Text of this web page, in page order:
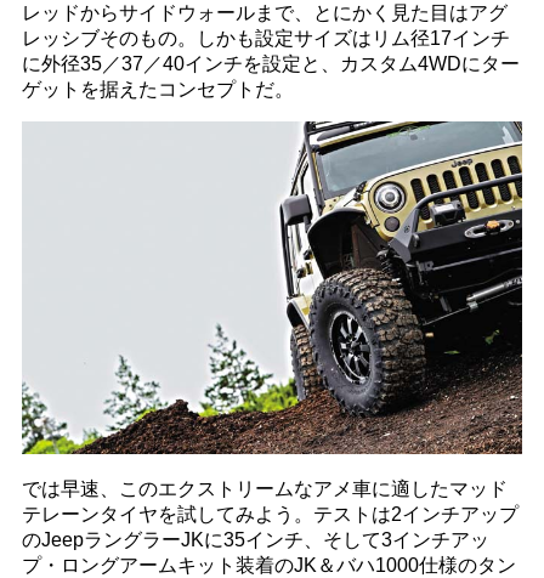
レッドからサイドウォールまで、とにかく見た目はアグ
レッシブそのもの。しかも設定サイズはリム径17インチ
に外径35／37／40インチを設定と、カスタム4WDにター
ゲットを据えたコンセプトだ。
では早速、このエクストリームなアメ車に適したマッド
テレーンタイヤを試してみよう。テストは2インチアップ
のJeepラングラーJKに35インチ、そして3インチアッ
プ・ロングアームキット装着のJK＆バハ1000仕様のタン